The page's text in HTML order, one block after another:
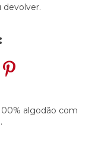
devolver.
algodão com